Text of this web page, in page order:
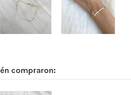
compraron: